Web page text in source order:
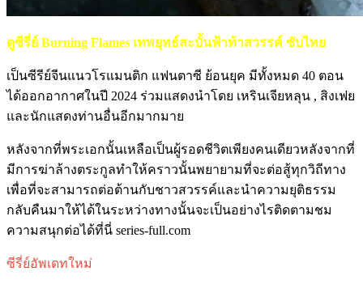
ดูซีรี่ย์ Burning Flames เทพยุทธ์สะบั้นฟ้าท้าสวรรค์ ซับไทย
เป็นซีรีย์จีนแนวโรแมนติก แฟนตาซี ย้อนยุค มีทั้งหมด 40 ตอน
ได้ออกอากาศในปี 2024 ร่วมแสดงนำโดย เหรินเจียหลุน , สิงเฟย
และนักแสดงท่านอื่นอีกมากมาย
หลังจากที่พระเอกนั้นเหลือเป็นผู้รอดชีวิตเพียงคนเดียวหลังจากที่
มีการฆ่าล้างตระกูลทำให้คราวนั้นพยายามที่จะต่อสู้ทุกวิถีทาง
เพื่อที่จะสามารถต่อต้านกับชาวสวรรค์และนำความยุติธรรม
กลับคืนมาให้ได้ในระหว่างทางนั้นจะเป็นอย่างไรติดตามชม
ความสนุกต่อได้ที่นี่ series-full.com
ซีรี่ย์อัพเดทใหม่